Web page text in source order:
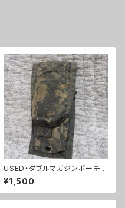
USED・ダブルマガジンポーチ・
ACU(A0002)
¥1,500